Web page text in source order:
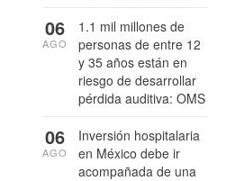
1.1 mil millones de
personas de entre 12
y 35 años están en
riesgo de desarrollar
pérdida auditiva: OMS
06
AGO
Inversión hospitalaria
en México debe ir
acompañada de una
06
AGO